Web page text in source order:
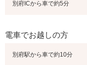
別府ICから車で約5分
電車でお越しの方
別府駅から車で約10分